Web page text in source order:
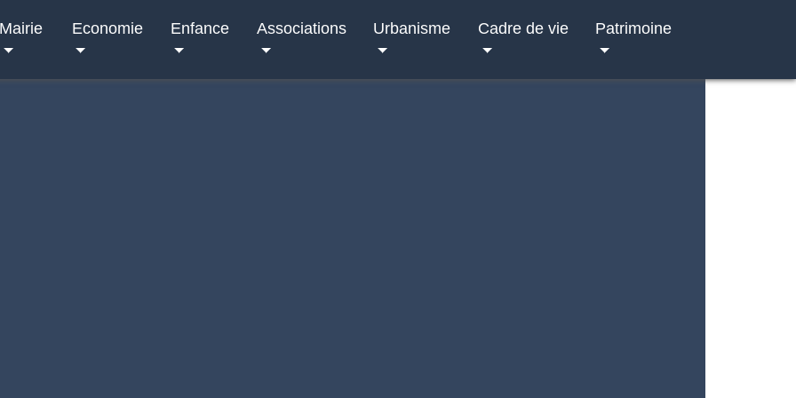
Mairie Economie Enfance Associations Urbanisme Cadre de vie Patrimoine